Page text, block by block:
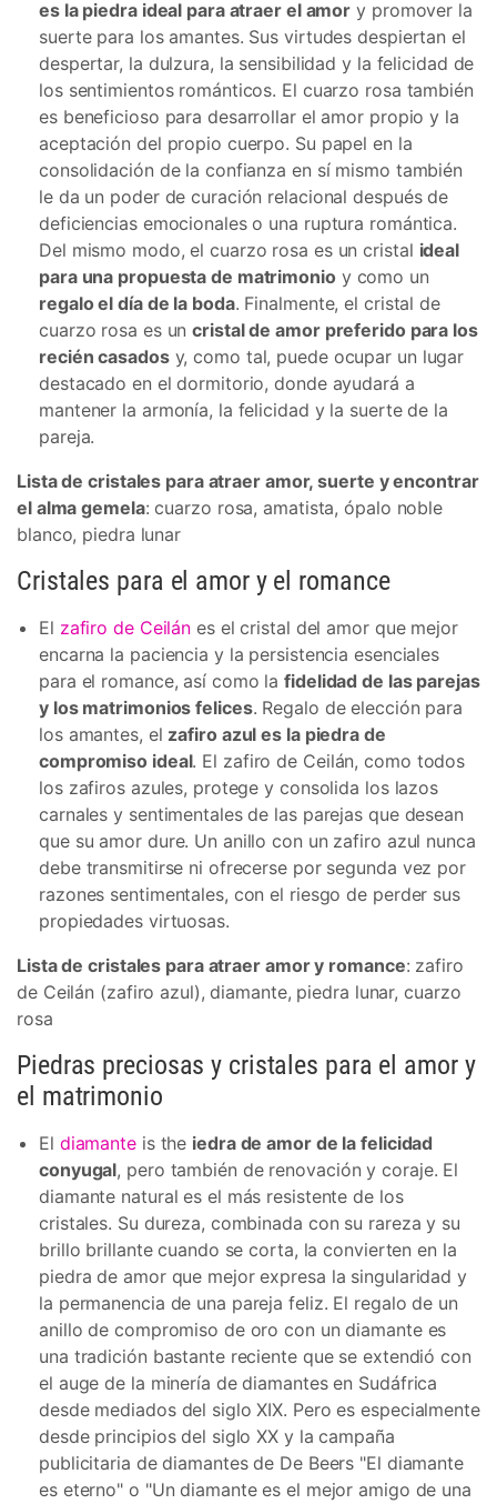
es la piedra ideal para atraer el amor y promover la
suerte para los amantes. Sus virtudes despiertan el
despertar, la dulzura, la sensibilidad y la felicidad de
los sentimientos románticos. El cuarzo rosa también
es beneficioso para desarrollar el amor propio y la
aceptación del propio cuerpo. Su papel en la
consolidación de la confianza en sí mismo también
le da un poder de curación relacional después de
deficiencias emocionales o una ruptura romántica.
Del mismo modo, el cuarzo rosa es un cristal ideal
para una propuesta de matrimonioy como un
regalo el día de la boda. Finalmente, el cristal de
cuarzo rosa es uncristal de amor preferido para los
recién casadosy, como tal, puede ocupar un lugar
destacado en el dormitorio, donde ayudará a
mantener la armonía, la felicidad y la suerte de la
pareja.
Lista de cristales para atraer amor, suerte y encontrar
el alma gemela: cuarzo rosa, amatista, ópalo noble
blanco, piedra lunar
Cristales para el amor y el romance
El zafiro de Ceilán es el cristal del amor que mejor
encarna la paciencia y la persistencia esenciales
para el romance, así como lafidelidad de las parejas
y los matrimonios felices. Regalo de elección para
los amantes, el zafiro azul es la piedra de
compromiso ideal. El zafiro de Ceilán, como todos
los zafiros azules, protege y consolida los lazos
carnales y sentimentales de las parejas que desean
que su amor dure. Un anillo con un zafiro azul nunca
debe transmitirse ni ofrecerse por segunda vez por
razones sentimentales, con el riesgo de perder sus
propiedades virtuosas.
Lista de cristales para atraer amor y romance: zafiro
de Ceilán (zafiro azul), diamante, piedra lunar, cuarzo
rosa
Piedras preciosas y cristales para el amor y
el matrimonio
El diamanteis the iedra de amor de la felicidad
conyugal, pero también de renovación y coraje. El
diamante natural es el más resistente de los
cristales. Su dureza, combinada con su rareza y su
brillo brillante cuando se corta, la convierten en la
piedra de amor que mejor expresa la singularidad y
la permanencia de una pareja feliz. El regalo de un
anillo de compromiso de oro con un diamante es
una tradición bastante reciente que se extendió con
el auge de la minería de diamantes en Sudáfrica
desde mediados del siglo XIX. Pero es especialmente
desde principios del siglo XX y la campaña
publicitaria de diamantes de De Beers "El diamante
es eterno" o "Un diamante es el mejor amigo de una